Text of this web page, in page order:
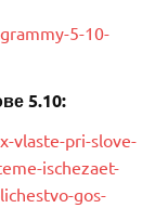
5-10-
5.10:
vlaste-pri-slove-
ischezaet-
gos-